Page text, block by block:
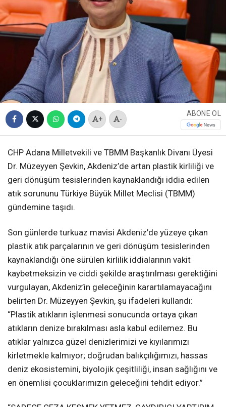
+ -
ABONE OL
CHP Adana Milletvekili ve TBMM Başkanlık Divanı Üyesi
Dr. Müzeyyen Şevkin, Akdeniz’de artan plastik kirliliği ve
geri dönüşüm tesislerinden kaynaklandığı iddia edilen
atık sorununu Türkiye Büyük Millet Meclisi (TBMM)
gündemine taşıdı.
Son günlerde turkuaz mavisi Akdeniz’de yüzeye çıkan
plastik atık parçalarının ve geri dönüşüm tesislerinden
kaynaklandığı öne sürülen kirlilik iddialarının vakit
kaybetmeksizin ve ciddi şekilde araştırılması gerektiğini
vurgulayan, Akdeniz’in geleceğinin karartılamayacağını
belirten Dr. Müzeyyen Şevkin, şu ifadeleri kullandı:
“Plastik atıkların işlenmesi sonucunda ortaya çıkan
atıkların denize bırakılması asla kabul edilemez. Bu
atıklar yalnızca güzel denizlerimizi ve kıyılarımızı
kirletmekle kalmıyor; doğrudan balıkçılığımızı, hassas
deniz ekosistemini, biyolojik çeşitliliği, insan sağlığını ve
en önemlisi çocuklarımızın geleceğini tehdit ediyor.”